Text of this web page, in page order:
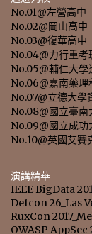
No.01@左營高中
No.02@岡山高中
No.03@復華高中
No.04@力行重考
No.05@輔仁大學
No.06@嘉南藥理
No.07@立德大學
No.08@國立臺南
No.09@國立成功
No.10@英國艾賽
演講精華
IEEE BigData
Defcon 26_Las
RuxCon
OWASP AppSec